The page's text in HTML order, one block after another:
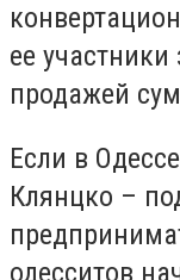
ее
продажей
Если в
Клянцко –
одесситов